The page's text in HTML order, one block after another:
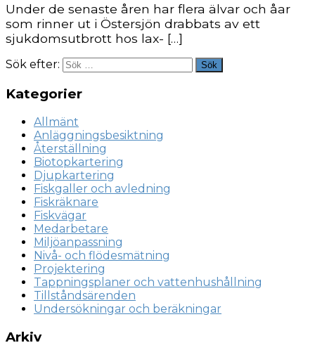
Under de senaste åren har flera älvar och åar
som rinner ut i Östersjön drabbats av ett
sjukdomsutbrott hos lax- […]
Sök efter: Sök
Kategorier
Allmänt
Anläggningsbesiktning
Återställning
Biotopkartering
Djupkartering
Fiskgaller och avledning
Fiskräknare
Fiskvägar
Medarbetare
Miljöanpassning
Nivå- och flödesmätning
Projektering
Tappningsplaner och vattenhushållning
Tillståndsärenden
Undersökningar och beräkningar
Arkiv